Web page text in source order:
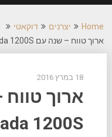
Home יצרנים
דוקאטי
ארוך טווח – שנה עם Ducati Multistrada 1200S
18 במרץ 2016
ארוך
1200S